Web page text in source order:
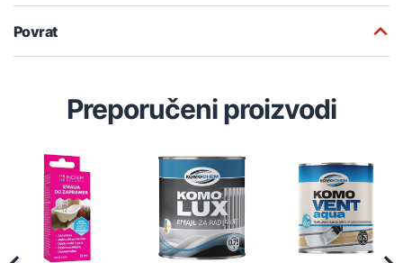
Povrat
Preporučeni proizvodi